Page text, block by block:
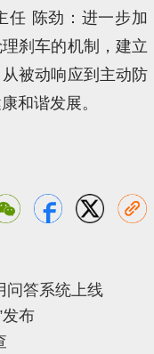
任 陈劲：进一步加
刹车的机制，建立
被动响应到主动防
和谐发展。
问答系统上线
发布